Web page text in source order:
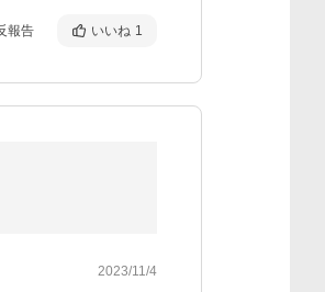
報告 いいね 1
2023/11/4